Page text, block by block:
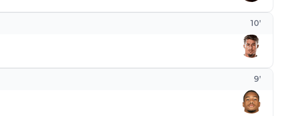
9’
10’